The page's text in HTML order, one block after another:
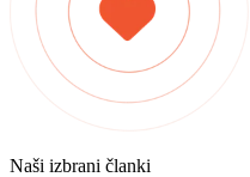
Naši izbrani članki